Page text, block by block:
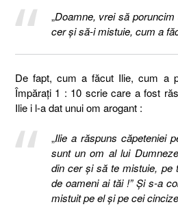
„Doamne, vrei să
cer şi să-i mistuie, cum a
De fapt, cum a făcut Ilie, cum a
Împăraţi 1 : 10 scrie care a fost
Ilie i l-a dat unui om arogant :
„Ilie a răspuns căpeteniei
sunt un om al lui
din cer şi să te mistuie, pe
de oameni ai tăi !” Şi s-a
mistuit pe el şi pe cei